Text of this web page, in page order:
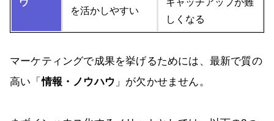
を活かしやすい
しくなる
マーケティングで成果を挙げるためには、最新で質の
高い「情報・ノウハウ 」が欠かせません。